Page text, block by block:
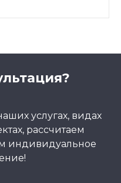
услугах, видах
рассчитаем
индивидуальное